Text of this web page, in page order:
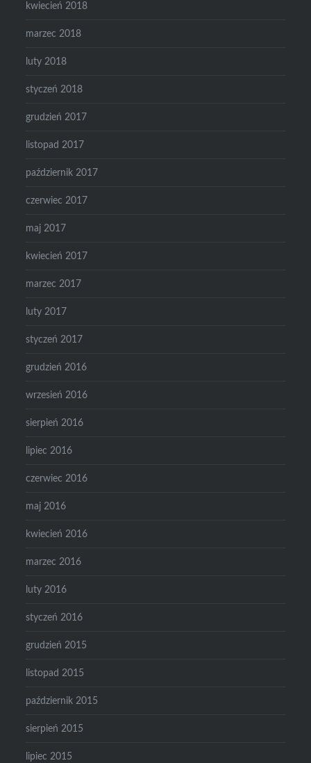
kwiecień 2018
marzec 2018
luty 2018
styczeń 2018
grudzień 2017
listopad 2017
październik 2017
czerwiec 2017
maj 2017
kwiecień 2017
marzec 2017
luty 2017
styczeń 2017
grudzień 2016
wrzesień 2016
sierpień 2016
lipiec 2016
czerwiec 2016
maj 2016
kwiecień 2016
marzec 2016
luty 2016
styczeń 2016
grudzień 2015
listopad 2015
październik 2015
sierpień 2015
lipiec 2015